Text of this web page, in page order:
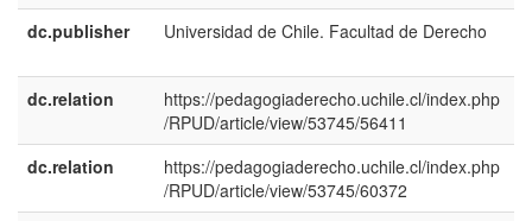
dc.publisher
Universidad de Chile. Facultad de Derecho
dc.relation
https://pedagogiaderecho.uchile.cl/index.php
/RPUD/article/view/53745/56411
dc.relation
https://pedagogiaderecho.uchile.cl/index.php
/RPUD/article/view/53745/60372